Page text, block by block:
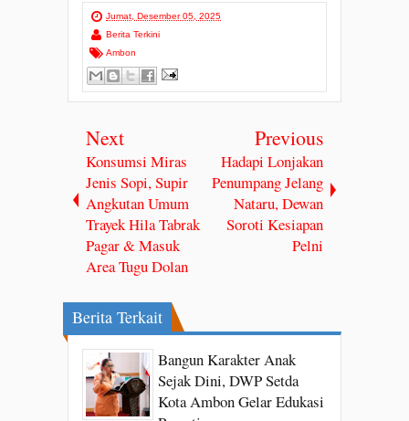
Jumat, Desember 05, 2025
Berita Terkini
Ambon
Next
Konsumsi Miras
Jenis Sopi, Supir
Angkutan Umum
Trayek Hila Tabrak
Pagar & Masuk
Area Tugu Dolan
Previous
Hadapi Lonjakan
Penumpang Jelang
Nataru, Dewan
Soroti Kesiapan
Pelni
Berita Terkait
Bangun Karakter Anak
Sejak Dini, DWP Setda
Kota Ambon Gelar Edukasi